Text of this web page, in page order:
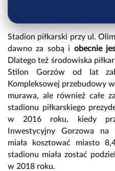
Stadion piłkarski przy ul.
dawno za sobą i obecnie
Dlatego też środowiska
Stilon Gorzów od lat
Kompleksowej przebudowy
murawa, ale również całe
stadionu piłkarskiego
w 2016 roku, kiedy
Inwestycyjny Gorzowa
miała kosztować miasto
stadionu miała zostać
w 2018 roku.